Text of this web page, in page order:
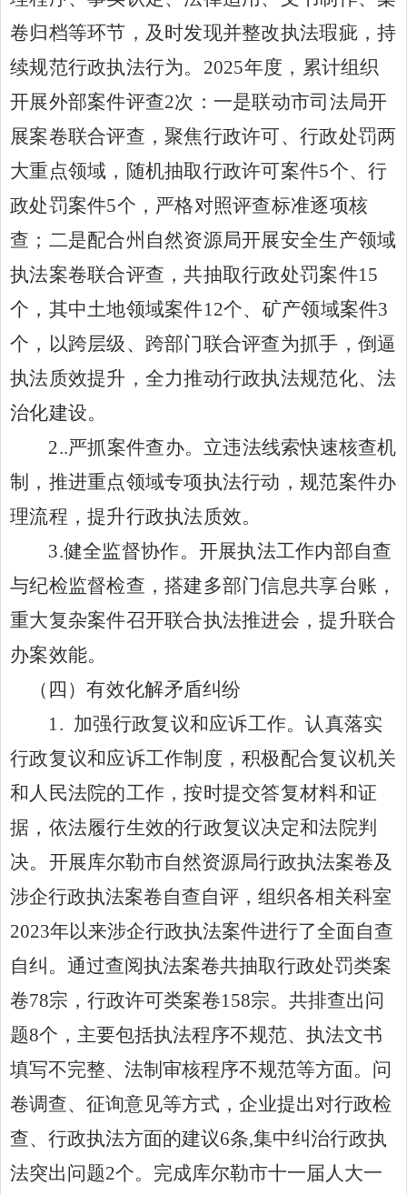
卷归档等环节，及时发现并整改执法瑕疵，持
续规范行政执法行为。 2025年度，累计组织
开展外部案件评查2次：一是联动市司法局开
展案卷联合评查，聚焦行政许可、行政处罚两
大重点领域，随机抽取行政许可案件5个、行
政处罚案件5个，严格对照评查标准逐项核
查；二是配合州自然资源局开展安全生产领域
执法案卷联合评查，共抽取行政处罚案件15
个，其中土地领域案件12个、矿产领域案件3
个，以跨层级、跨部门联合评查为抓手，倒逼
执法质效提升，全力推动行政执法规范化、法
治化建设。
2..严抓案件查办。 立违法线索快速核查机
制， 推进重点领域专项执法行动，规范案件办
理流程，提升行政执法质效。
3.健全监督协作。 开展执法工作内部自查
与纪检监督检查，搭建多部门信息共享台账，
重大复杂案件召开联合执法推进会，提升联合
办案效能。
（四）有效化解矛盾纠纷
1. 加强行政复议和应诉工作。认真落实
行政复议和应诉工作制度，积极配合复议机关
和人民法院的工作，按时提交答复材料和证
据，依法履行生效的行政复议决定和法院判
决。 开展库尔勒市自然资源局行政执法案卷及
涉企行政执法案卷自查自评 ， 组织各相关科室
2023年以来涉企行政执法案件进行了全面自查
自纠。通过查阅执法案卷共抽取行政处罚类案
卷78宗 ，行政许可类案卷158宗。 共排查出问
题8个，主要包括执法程序不规范、执法文书
填写不完整、 法制审核程序不规范等方面。 问
卷调查、征询意见等方式， 企业提出对行政检
查、行政执法方面的建议6条,集中纠治行政执
法突出问题2个。 完成库尔勒市十一届人大一